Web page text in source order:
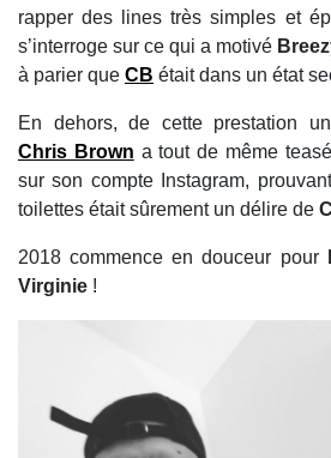
rapper des lines très simples et
s’interroge sur ce qui a motivé
à parier que CB était dans un état
En dehors, de cette prestation
Chris Brown a tout de même
sur son compte Instagram,
toilettes était sûrement un délire de
2018 commence en douceur pour
Virginie !